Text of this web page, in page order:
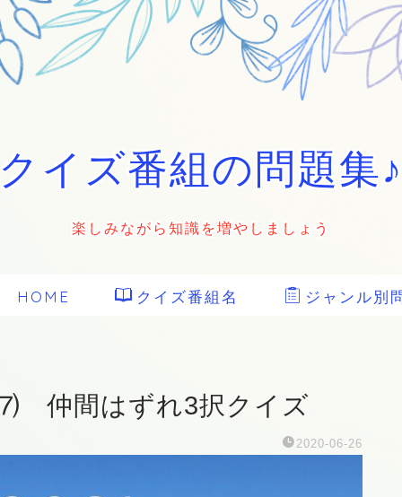
イズ番組の問題集
楽しみながら知識を増やしましょう
HOME クイズ番組名 ジャンル別
仲間はずれ3択クイズ
2020-06-26